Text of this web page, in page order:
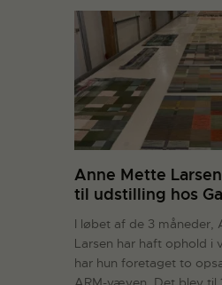
Anne Mette
til udstilling hos
I løbet af de 3 måneder,
Larsen har haft ophold
har hun foretaget to